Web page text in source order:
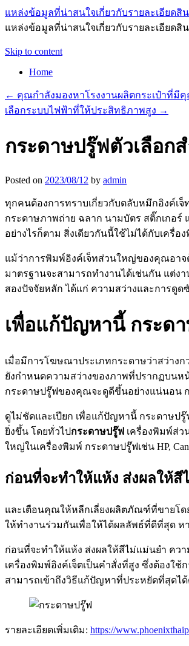
แหล่งข้อมูลที่น่าสนใจเกี่ยวกับรายละเอียดสิ
แหล่งข้อมูลที่น่าสนใจเกี่ยวกับรายละเอียดสิ
Skip to content
Home
← คุณกำลังมองหาโรงงานผลิตกระเป๋าที่มี
เลือกระบบไฟฟ้าที่ให้ประสิทธิภาพสูง →
กระดาษปรู๊ฟตัวเลือก
Posted on 2023/08/12 by admin
ทุกคนต้องการทราบเกี่ยวกับตลับหมึกอิงค์เ
กระดาษภาพถ่าย ฉลาก นามบัตร สติ๊กเกอ
อย่างไรก็ตาม สิ่งเดียวกันนี้ใช้ไม่ได้กับเครื่อ
แม้ว่าการพิมพ์อิงค์เจ็ทส่วนใหญ่ของคุณอาจ
มาตรฐานจะสามารถทำงานได้เช่นกัน แต่
สองปัจจัยหลัก ได้แก่ ความสว่างและการดูด
เพื่อแก้ปัญหานี้ กระด
เมื่อมีการโฆษณาประเภทกระดาษว่าสว่าง
ยังกำหนดความสว่างของภาพที่ปรากฏบนห
กระดาษปรู๊ฟของคุณจะดูดีขึ้นอย่างแน่นอน
ดูไม่ชัดและเปียก เพื่อแก้ปัญหานี้ กระดาษป
ยิ่งขึ้น โดยทั่วไปกระดาษปรู๊ฟ เครื่องพิมพ์ส่ว
ใหญ่ในเครื่องพิมพ์ กระดาษปรู๊ฟเช่น HP,
ก่อนที่จะทำให้แห้ง ส่งผลให้
และเตือนคุณให้หลีกเลี่ยงผลิตภัณฑ์ที่ขายโด
ให้ทำงานร่วมกันเพื่อให้ได้ผลลัพธ์ที่ดีที่สุด ห
ก่อนที่จะทำให้แห้ง ส่งผลให้สีไม่แม่นยำ คว
เครื่องพิมพ์อิงค์เจ็ตเป็นคำสั่งที่สูง ซึ่งต้องใ
สามารถเข้าถึงวิธีแก้ปัญหาที่ประหยัดที่สุดได้
รายละเอียดเพิ่มเติม: https://